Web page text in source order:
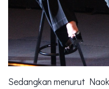
Sedangkan menurut